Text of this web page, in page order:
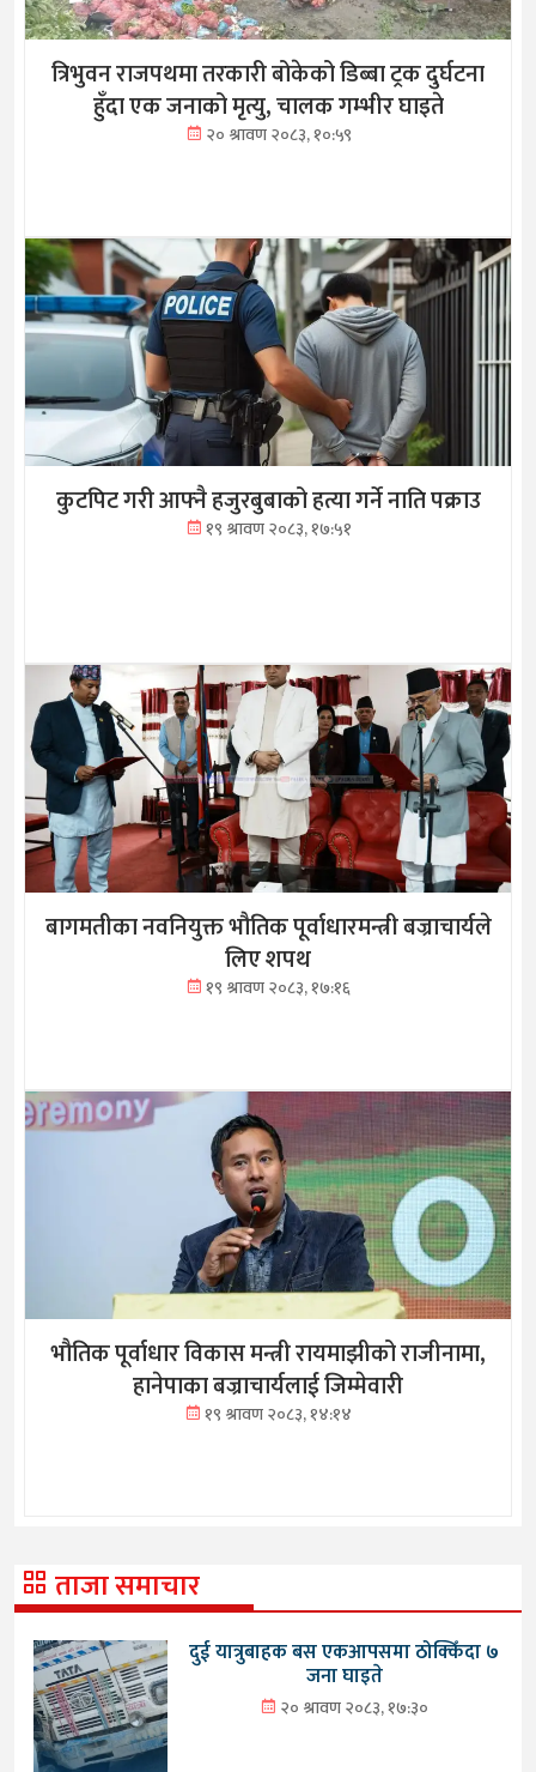
त्रिभुवन राजपथमा तरकारी बोकेको डिब्बा ट्रक दुर्घटना
हुँदा एक जनाको मृत्यु, चालक गम्भीर घाइते
२० श्रावण २०८३, १०:५९
कुटपिट गरी आफ्नै हजुरबुबाको हत्या गर्ने नाति पक्राउ
१९ श्रावण २०८३, १७:५१
बागमतीका नवनियुक्त भौतिक पूर्वाधारमन्त्री बज्राचार्यले
लिए शपथ
१९ श्रावण २०८३, १७:१६
भौतिक पूर्वाधार विकास मन्त्री रायमाझीको राजीनामा,
हानेपाका बज्राचार्यलाई जिम्मेवारी
१९ श्रावण २०८३, १४:१४
ताजा समाचार
दुई यात्रुबाहक बस एकआपसमा ठोक्किँदा ७
जना घाइते
२० श्रावण २०८३, १७:३०